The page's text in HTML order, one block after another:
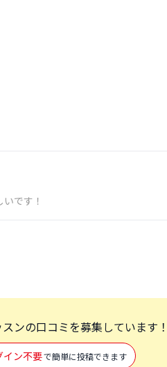
です！
スンの口コミを募集しています！
イン不要で簡単に投稿できます